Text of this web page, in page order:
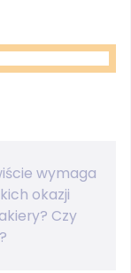
wymaga
okazji
Czy